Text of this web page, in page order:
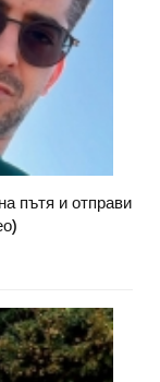
пътя и отправи